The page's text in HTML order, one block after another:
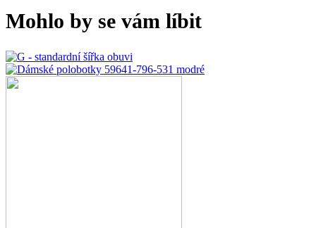
Mohlo by se vám líbit